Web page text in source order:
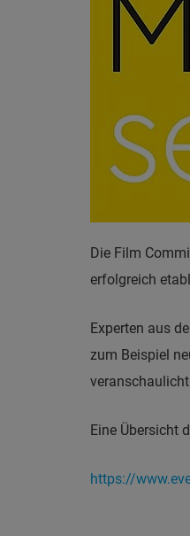
Die Film
erfolgreich
Experten aus
zum Beispiel
Eine Übersicht
https://